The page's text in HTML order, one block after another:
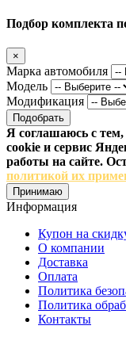
Подбор комплекта
×
Марка автомобиля
Модель
Модификация
Подобрать
Я соглашаюсь с тем,
cookie и сервис
работы на сайте.
политикой их
Принимаю
Информация
Купон на
О компании
Доставка
Оплата
Политика
Политика
Контакты